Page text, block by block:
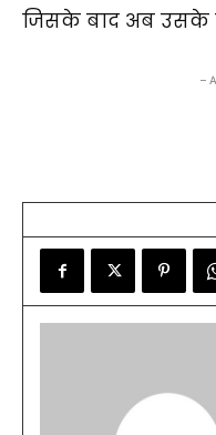
जिसके बाद अब उसके
–